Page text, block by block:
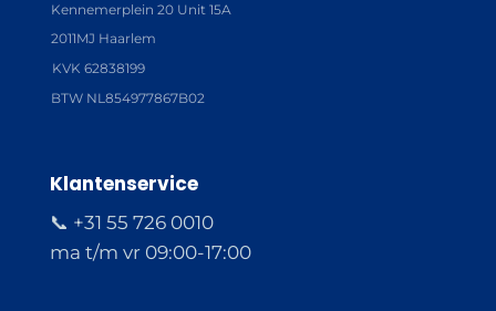
Kennemerplein 20 Unit 15A
2011MJ Haarlem
KVK 62838199
BTW NL854977867B02
Klantenservice
📞 +31 55 726 0010
ma t/m vr 09:00-17:00